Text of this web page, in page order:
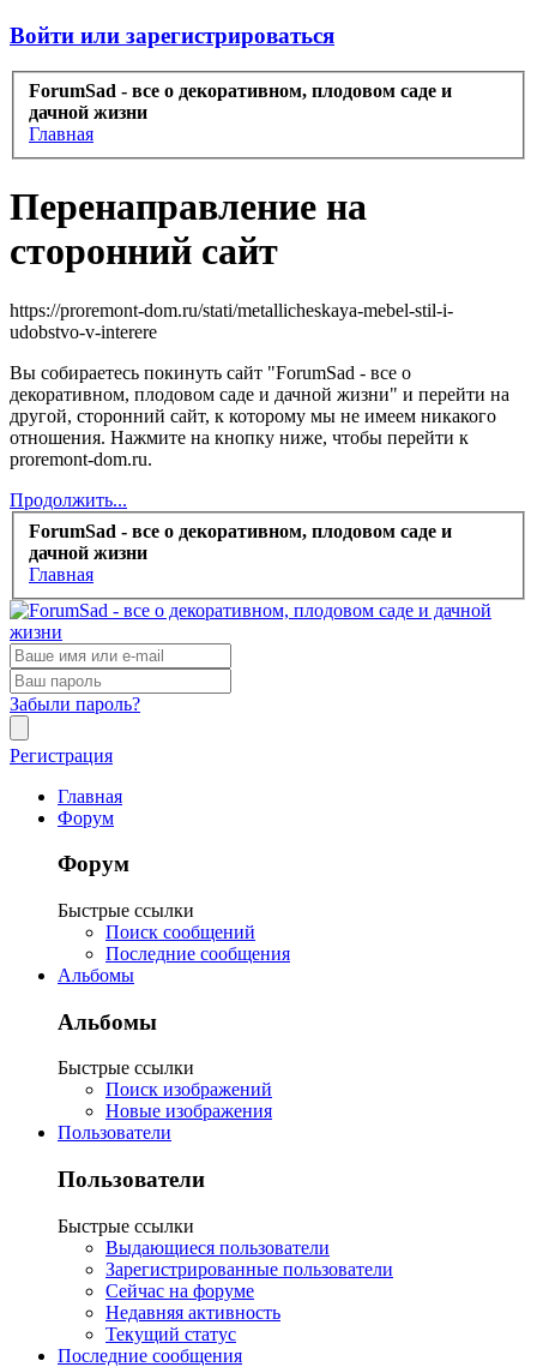
Войти или зарегистрироваться
ForumSad - все о декоративном, плодовом саде и
дачной жизни
Главная
Перенаправление на
сторонний сайт
https://proremont-dom.ru/stati/metallicheskaya-mebel-stil-i-
udobstvo-v-interere
Вы собираетесь покинуть сайт "ForumSad - все о
декоративном, плодовом саде и дачной жизни" и перейти на
другой, сторонний сайт, к которому мы не имеем никакого
отношения. Нажмите на кнопку ниже, чтобы перейти к
proremont-dom.ru.
Продолжить...
ForumSad - все о декоративном, плодовом саде и
дачной жизни
Главная
Забыли пароль?
Регистрация
Главная
Форум
Форум
Быстрые ссылки
Поиск сообщений
Последние сообщения
Альбомы
Альбомы
Быстрые ссылки
Поиск изображений
Новые изображения
Пользователи
Пользователи
Быстрые ссылки
Выдающиеся пользователи
Зарегистрированные пользователи
Сейчас на форуме
Недавняя активность
Текущий статус
Последние сообщения